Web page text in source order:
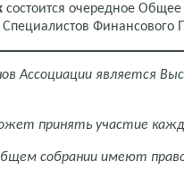
состоится очередное
Финансового
Ассоциации является
принять участие
собрании имеют